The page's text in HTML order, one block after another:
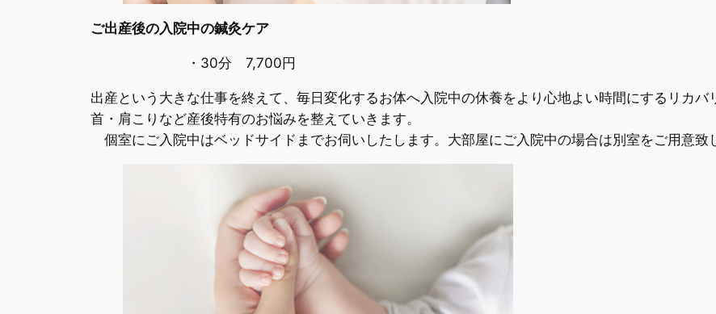
ご出産後の入院中の鍼灸ケア
・30分 7,700円
出産という大きな仕事を終えて、毎日変化するお体へ入院中の休養をより心地よい時間にするリカ
首・肩こりなど産後特有のお悩みを整えていきます。
個室にご入院中はベッドサイドまでお伺いしたします。大部屋にご入院中の場合は別室をご用意致